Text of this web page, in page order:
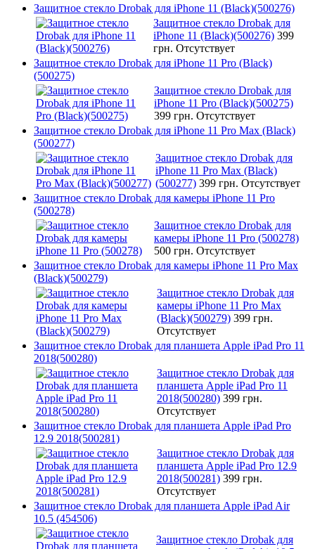
Защитное стекло Drobak для iPhone 11 (Black)(500276)
Защитное стекло Drobak для
iPhone 11 (Black)(500276) 399
грн. Отсутствует
Защитное стекло Drobak для iPhone 11 Pro (Black)
(500275)
Защитное стекло Drobak для
iPhone 11 Pro (Black)(500275)
399 грн. Отсутствует
Защитное стекло Drobak для iPhone 11 Pro Max (Black)
(500277)
Защитное стекло Drobak для
iPhone 11 Pro Max (Black)
(500277) 399 грн. Отсутствует
Защитное стекло Drobak для камеры iPhone 11 Pro
(500278)
Защитное стекло Drobak для
камеры iPhone 11 Pro (500278)
500 грн. Отсутствует
Защитное стекло Drobak для камеры iPhone 11 Pro Max
(Black)(500279)
Защитное стекло Drobak для
камеры iPhone 11 Pro Max
(Black)(500279) 399 грн.
Отсутствует
Защитное стекло Drobak для планшета Apple iPad Pro 11
2018(500280)
Защитное стекло Drobak для
планшета Apple iPad Pro 11
2018(500280) 399 грн.
Отсутствует
Защитное стекло Drobak для планшета Apple iPad Pro
12.9 2018(500281)
Защитное стекло Drobak для
планшета Apple iPad Pro 12.9
2018(500281) 399 грн.
Отсутствует
Защитное стекло Drobak для планшета Apple iPad Air
10.5 (454506)
Защитное стекло Drobak для